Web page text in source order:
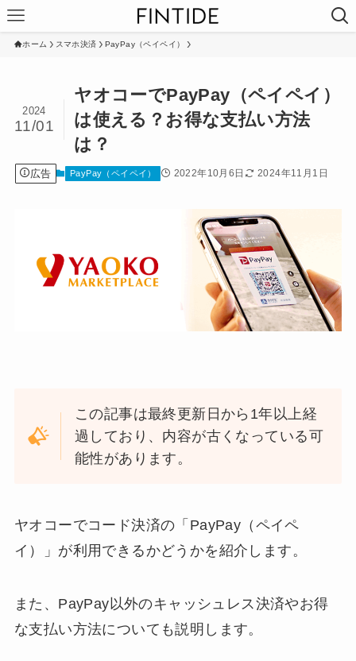
ホーム スマホ決済 PayPay（ペイペイ）
ヤオコーでPayPay（ペイペイ）
は使える？お得な支払い方法
は？
2024
11/01
広告 PayPay（ペイペイ） 2022年10月6日 2024年11月1日
この記事は最終更新日から1年以上経
過しており、内容が古くなっている可
能性があります。
ヤオコーでコード決済の「PayPay（ペイペ
イ）」が利用できるかどうかを紹介します。
また、PayPay以外のキャッシュレス決済やお得
な支払い方法についても説明します。